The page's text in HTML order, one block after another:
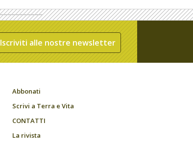
Iscriviti alle nostre newsletter
Abbonati
Scrivi a Terra e Vita
CONTATTI
La rivista